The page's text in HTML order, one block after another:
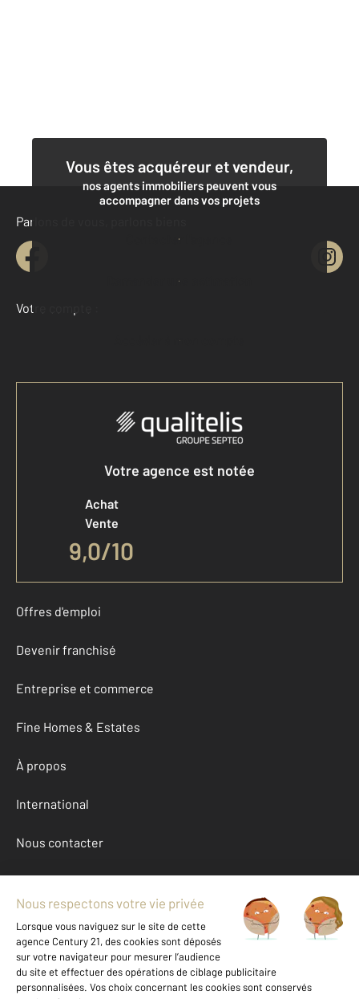
Vous êtes acquéreur et vendeur,
nos agents immobiliers peuvent vous
accompagner dans vos projets
Contacter l'agence
Demander une estimation
Parlons de vous, parlons biens
Votre compte :
Accéder à mon compte
Votre agence est notée
Achat
Vente
9,0/10
Offres d'emploi
Devenir franchisé
Entreprise et commerce
Fine Homes & Estates
À propos
International
Nous contacter
Mentions légales & CGU et Barèmes d'honoraires
Données personnelles
Gestionnaire des cookies